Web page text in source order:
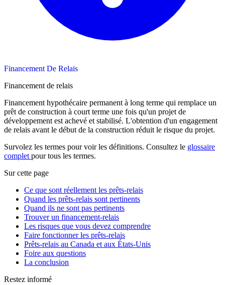
Financement De Relais
Financement de relais
Financement hypothécaire permanent à long terme qui remplace un
prêt de construction à court terme une fois qu'un projet de
développement est achevé et stabilisé. L'obtention d'un engagement
de relais avant le début de la construction réduit le risque du projet.
Survolez les termes pour voir les définitions. Consultez le glossaire
complet pour tous les termes.
Sur cette page
Ce que sont réellement les prêts-relais
Quand les prêts-relais sont pertinents
Quand ils ne sont pas pertinents
Trouver un financement-relais
Les risques que vous devez comprendre
Faire fonctionner les prêts-relais
Prêts-relais au Canada et aux États-Unis
Foire aux questions
La conclusion
Restez informé